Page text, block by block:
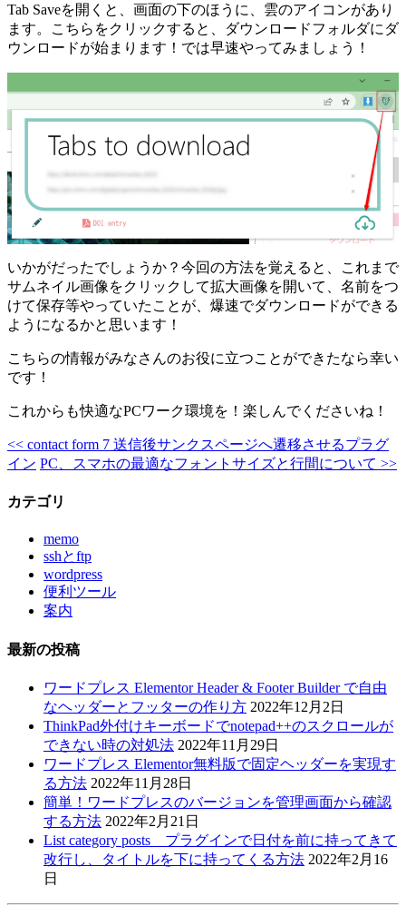
Tab Saveを開くと、画面の下のほうに、雲のアイコンがあり
ます。こちらをクリックすると、ダウンロードフォルダにダ
ウンロードが始まります！では早速やってみましょう！
いかがだったでしょうか？今回の方法を覚えると、これまで
サムネイル画像をクリックして拡大画像を開いて、名前をつ
けて保存等やっていたことが、爆速でダウンロードができる
ようになるかと思います！
こちらの情報がみなさんのお役に立つことができたなら幸い
です！
これからも快適なPCワーク環境を！楽しんでくださいね！
<< contact form 7 送信後サンクスページへ遷移させるプラグ
イン PC、スマホの最適なフォントサイズと行間について >>
カテゴリ
memo
sshとftp
wordpress
便利ツール
案内
最新の投稿
ワードプレス Elementor Header & Footer Builder で自由
なヘッダーとフッターの作り方 2022年12月2日
ThinkPad外付けキーボードでnotepad++のスクロールが
できない時の対処法 2022年11月29日
ワードプレス Elementor無料版で固定ヘッダーを実現す
る方法 2022年11月28日
簡単！ワードプレスのバージョンを管理画面から確認
する方法 2022年2月21日
List category posts プラグインで日付を前に持ってきて
改行し、タイトルを下に持ってくる方法 2022年2月16
日